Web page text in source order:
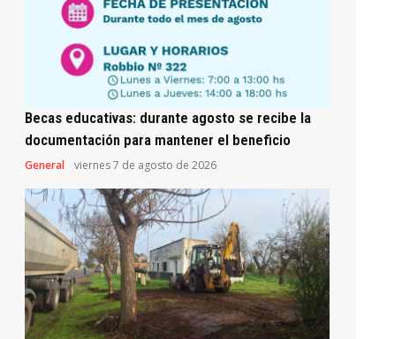
Becas educativas: durante agosto se recibe la
documentación para mantener el beneficio
General viernes 7 de agosto de 2026